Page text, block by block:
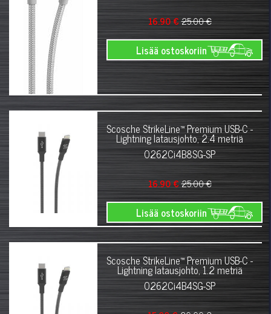
16.90 €25.00 €
Lisää ostoskoriin
Scosche StrikeLine™ Premium USB-C -
Lightning latausjohto, 2.4 metriä
0262Ci4B8SG-SP
16.90 €25.00 €
Lisää ostoskoriin
Scosche StrikeLine™ Premium USB-C -
Lightning latausjohto, 1.2 metriä
0262Ci4B4SG-SP